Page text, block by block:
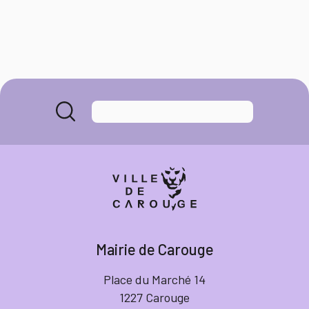
Mairie de Carouge
Place du Marché 14
1227 Carouge